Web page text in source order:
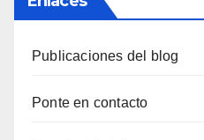
Publicaciones del blog
Ponte en contacto